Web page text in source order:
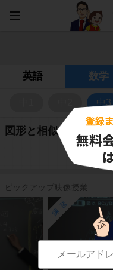
英語 数学
中3
図形と相似の問題
ピックアップ映像授業
練習